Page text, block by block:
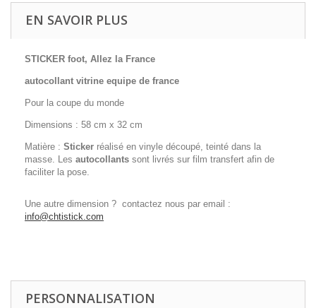
EN SAVOIR PLUS
STICKER foot, Allez la France
autocollant vitrine equipe de france
Pour la coupe du monde
Dimensions : 58 cm x 32 cm
Matière : Sticker réalisé en vinyle découpé, teinté dans la
masse. Les autocollants sont livrés sur film transfert afin de
faciliter la pose.
Une autre dimension ? contactez nous par email :
info@chtistick.com
PERSONNALISATION